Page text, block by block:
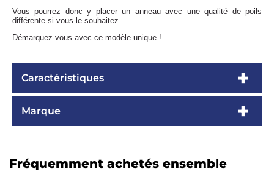
Vous pourrez donc y placer un anneau avec une qualité de poils
différente si vous le souhaitez.
Démarquez-vous avec ce modèle unique !
Caractéristiques
Marque
Fréquemment achetés ensemble